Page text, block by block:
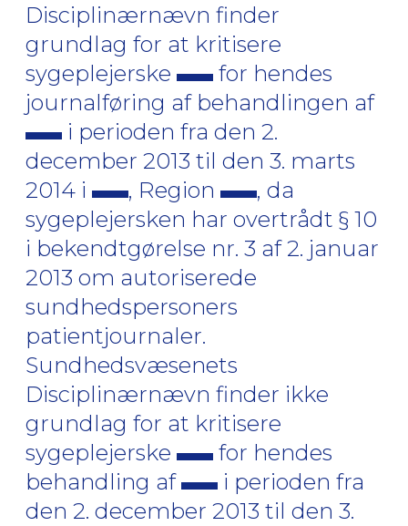
Disciplinærnævn finder
grundlag for at kritisere
sygeplejerske
for hendes
journalføring af behandlingen af
i perioden fra den 2.
december 2013 til den 3. marts
2014 i
, Region
, da
sygeplejersken har overtrådt § 10
i bekendtgørelse nr. 3 af 2. januar
2013 om autoriserede
sundhedspersoners
patientjournaler.
Sundhedsvæsenets
Disciplinærnævn finder ikke
grundlag for at kritisere
sygeplejerske
for hendes
behandling af
i perioden fra
den 2. december 2013 til den 3.